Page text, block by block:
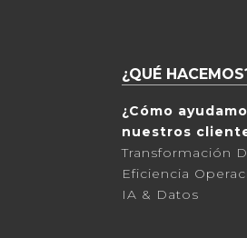
¿QUÉ
¿Cómo
nuestros
Transformación
Eficiencia
IA & Datos